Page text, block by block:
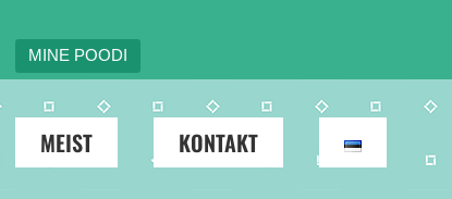
MINE POODI
MEIST KONTAKT